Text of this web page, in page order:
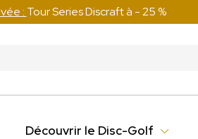
: Tour Series Discraft à - 25 %
Découvrir le Disc-Golf